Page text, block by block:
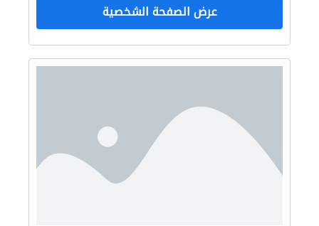
عرض الصفحة الشخصية